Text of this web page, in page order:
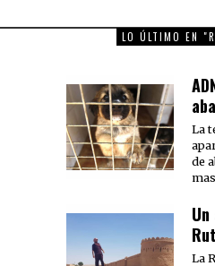
LO ÚLTIMO EN
La
de
La